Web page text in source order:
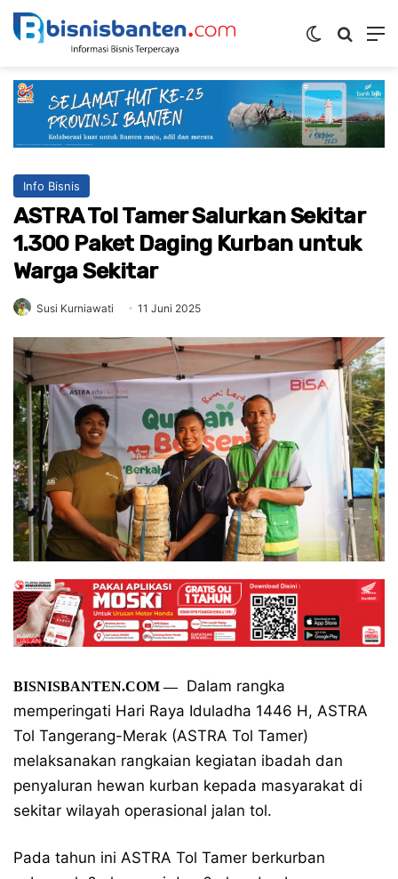
Switch skin
Info Bisnis
ASTRA Tol Tamer Salurkan Sekitar
1.300 Paket Daging Kurban untuk
Warga Sekitar
Susi Kurniawati 11 Juni 2025
BISNISBANTEN.COM—Dalam rangka
memperingati Hari Raya Iduladha 1446 H, ASTRA
Tol Tangerang-Merak (ASTRA Tol Tamer)
melaksanakan rangkaian kegiatan ibadah dan
penyaluran hewan kurban kepada masyarakat di
sekitar wilayah operasional jalan tol.
Pada tahun ini ASTRA Tol Tamer berkurban